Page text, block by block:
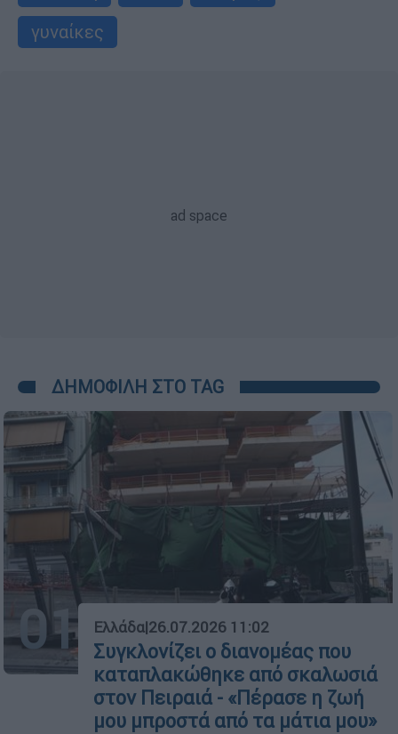
γυναίκες
ΔΗΜΟΦΙΛΗ ΣΤΟ TAG
01 Ελλάδα|26.07.2026 11:02
Συγκλονίζει ο διανομέας που
καταπλακώθηκε από σκαλωσιά
στον Πειραιά - «Πέρασε η ζωή
μου μπροστά από τα μάτια μου»